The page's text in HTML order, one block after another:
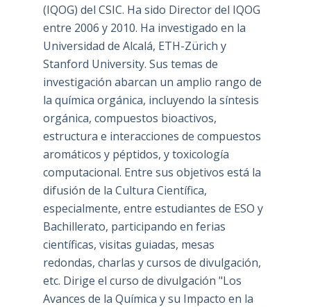
(IQOG) del CSIC. Ha sido Director del IQOG
entre 2006 y 2010. Ha investigado en la
Universidad de Alcalá, ETH-Zürich y
Stanford University. Sus temas de
investigación abarcan un amplio rango de
la química orgánica, incluyendo la síntesis
orgánica, compuestos bioactivos,
estructura e interacciones de compuestos
aromáticos y péptidos, y toxicología
computacional. Entre sus objetivos está la
difusión de la Cultura Científica,
especialmente, entre estudiantes de ESO y
Bachillerato, participando en ferias
científicas, visitas guiadas, mesas
redondas, charlas y cursos de divulgación,
etc. Dirige el curso de divulgación "Los
Avances de la Química y su Impacto en la